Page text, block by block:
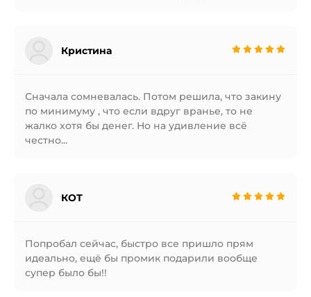
Кристина
Сначала сомневалась. Потом решила, что закину
по минимуму , что если вдруг вранье, то не
жалко хотя бы денег. Но на удивление всё
честно...
КОТ
Попробал сейчас, быстро все пришло прям
идеально, ещё бы промик подарили вообще
супер было бы!!